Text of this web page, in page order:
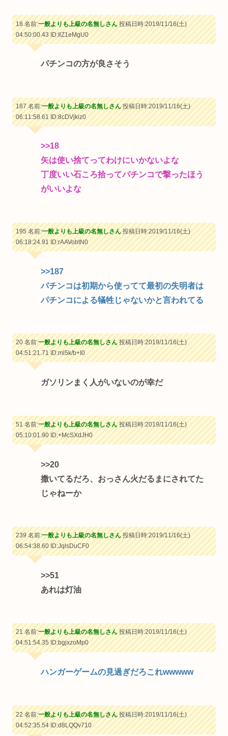
18 名前:一般よりも上級の名無しさん投稿日時:2019/11/16(土)
04:50:00.43ID:IlZ1eMgU0
パチンコの方が良さそう
187 名前:一般よりも上級の名無しさん投稿日時:2019/11/16(土)
06:11:58.61ID:8cDVjkiz0
>>18
矢は使い捨てってわけにいかないよな
丁度いい石ころ拾ってパチンコで撃ったほう
がいいよな
195 名前:一般よりも上級の名無しさん投稿日時:2019/11/16(土)
06:18:24.91ID:rAAVobtN0
>>187
パチンコは初期から使ってて最初の失明者は
パチンコによる犠牲じゃないかと言われてる
20 名前:一般よりも上級の名無しさん投稿日時:2019/11/16(土)
04:51:21.71ID:ml5k/b+I0
ガソリンまく人がいないのが幸だ
51 名前:一般よりも上級の名無しさん投稿日時:2019/11/16(土)
05:10:01.90ID:+McSXdJH0
>>20
撒いてるだろ、おっさん火だるまにされてた
じゃねーか
239 名前:一般よりも上級の名無しさん投稿日時:2019/11/16(土)
06:54:38.60ID:JqlsDuCF0
>>51
あれは灯油
21 名前:一般よりも上級の名無しさん投稿日時:2019/11/16(土)
04:51:54.35ID:bgjxzoMp0
ハンガーゲームの見過ぎだろこれwwwww
22 名前:一般よりも上級の名無しさん投稿日時:2019/11/16(土)
04:52:35.54ID:d8LQQv710